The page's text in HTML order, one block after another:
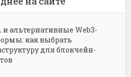
и альтернативные Web3-
как выбрать
для блокчейн-